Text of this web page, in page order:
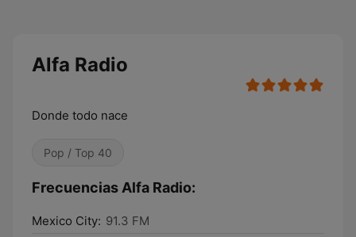
Alfa Radio
Donde todo nace
Pop / Top 40
Frecuencias Alfa Radio:
Mexico City: 91.3 FM